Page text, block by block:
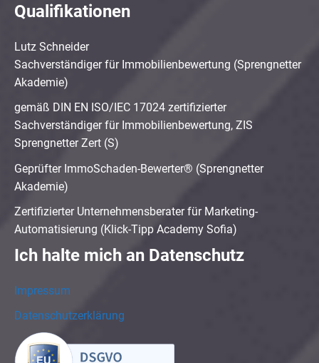
Qualifikationen
Lutz Schneider
Sachverständiger für Immobilienbewertung (Sprengnetter
Akademie)
gemäß DIN EN ISO/IEC 17024 zertifizierter
Sachverständiger für Immobilienbewertung, ZIS
Sprengnetter Zert (S)
Geprüfter ImmoSchaden-Bewerter® (Sprengnetter
Akademie)
Zertifizierter Unternehmensberater für Marketing-
Automatisierung (Klick-Tipp Academy Sofia)
Ich halte mich an Datenschutz
Impressum
Datenschutzerklärung